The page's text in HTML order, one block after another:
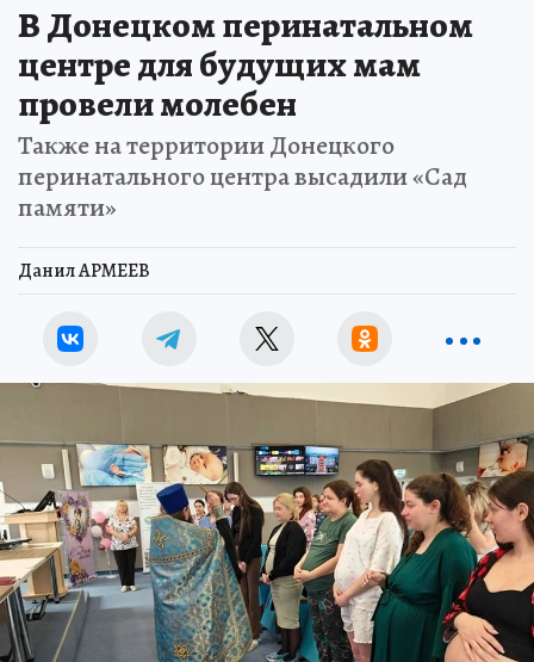
В Донецком перинатальном
центре для будущих мам
провели молебен
Также на территории Донецкого
перинатального центра высадили «Сад
памяти»
Данил АРМЕЕВ